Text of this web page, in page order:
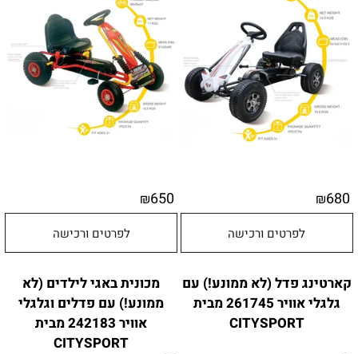
₪680
לפרטים ורכישה
₪650
לפרטים ורכישה
קארטינג פדל (לא ממונע!) עם
גלגלי אוויר 261745 מבית
CITYSPORT
מכונית באגי לילדים (לא
ממונע!) עם פדלים וגלגלי
אוויר 242183 מבית
CITYSPORT